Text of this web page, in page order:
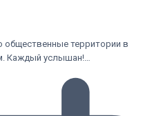
общественные территории в
Каждый услышан!…